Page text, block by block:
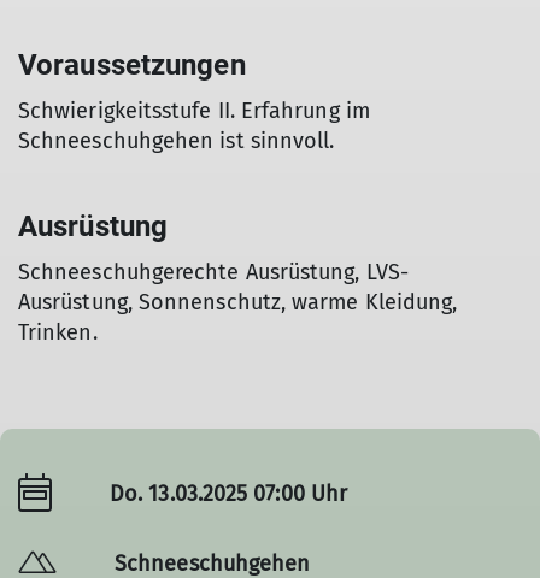
Voraussetzungen
Schwierigkeitsstufe II. Erfahrung im
Schneeschuhgehen ist sinnvoll.
Ausrüstung
Schneeschuhgerechte Ausrüstung, LVS-
Ausrüstung, Sonnenschutz, warme Kleidung,
Trinken.
Do. 13.03.2025 07:00 Uhr
Schneeschuhgehen